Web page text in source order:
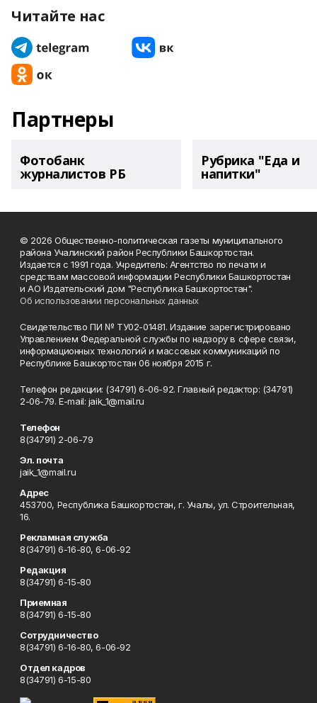
Читайте нас
Партнеры
Фотобанк
журналистов РБ
Рубрика "Еда и
напитки"
© 2026 Общественно-политическая газеты муниципального
района Учалинский район Республики Башкортостан.
Издается с 1991 года. Учредитель: Агентство по печати и
средствам массовой информации Республики Башкортостан
и АО Издательский дом "Республика Башкортостан".
Об использовании персональных данных
Свидетельство ПИ № ТУ02-01481. Издание зарегистрировано
Управлением Федеральной службы по надзору в сфере связи,
информационных технологий и массовых коммуникаций по
Республике Башкортостан 06 ноября 2015 г.
Телефон редакции: (34791) 6-06-92. Главный редактор: (34791)
2-06-79. Е-mаil: jaik_1@mail.ru
Телефон
8(34791) 2-06-79
Эл. почта
jaik_1@mail.ru
Адрес
453700, Республика Башкортостан, г. Учалы, ул. Строительная,
16.
Рекламная служба
8(34791) 6-16-80, 6-06-92
Редакция
8(34791) 6-15-80
Приемная
8(34791) 6-15-80
Сотрудничество
8(34791) 6-16-80, 6-06-92
Отдел кадров
8(34791) 6-15-80